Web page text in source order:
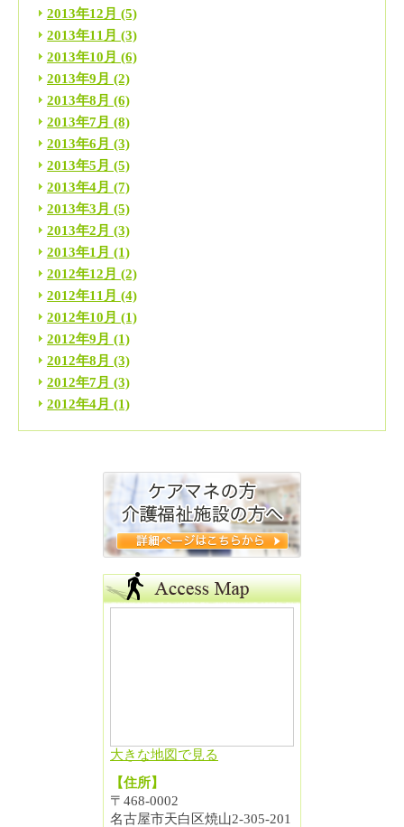
2013年12月 (5)
2013年11月 (3)
2013年10月 (6)
2013年9月 (2)
2013年8月 (6)
2013年7月 (8)
2013年6月 (3)
2013年5月 (5)
2013年4月 (7)
2013年3月 (5)
2013年2月 (3)
2013年1月 (1)
2012年12月 (2)
2012年11月 (4)
2012年10月 (1)
2012年9月 (1)
2012年8月 (3)
2012年7月 (3)
2012年4月 (1)
大きな地図で見る
【住所】
〒468-0002
名古屋市天白区焼山2-305-201